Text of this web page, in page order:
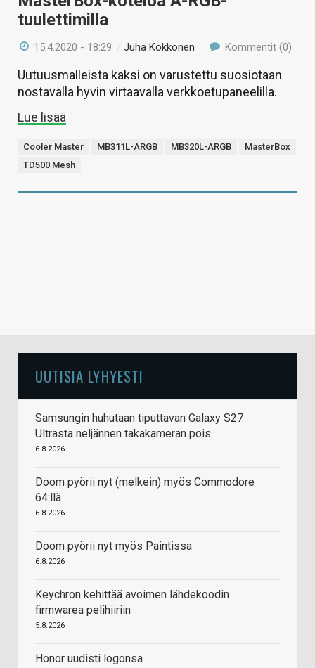
tuulettimilla
15.4.2020 - 18:29 /Juha Kokkonen Kommentit (0)
Uutuusmalleista kaksi on varustettu suosiotaan
nostavalla hyvin virtaavalla verkkoetupaneelilla.
Lue lisää
Cooler Master MB311L-ARGB MB320L-ARGB
MasterBox
TD500 Mesh
UUTISIA LYHYESTI
Samsungin huhutaan tiputtavan Galaxy S27
Ultrasta neljännen takakameran pois
6.8.2026
Doom pyörii nyt (melkein) myös Commodore
64:llä
6.8.2026
Doom pyörii nyt myös Paintissa
6.8.2026
Keychron kehittää avoimen lähdekoodin
firmwarea pelihiiriin
5.8.2026
Honor uudisti logonsa